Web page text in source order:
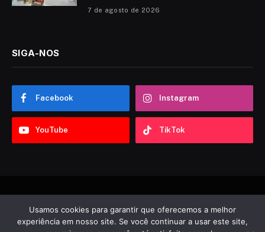
7 de agosto de 2026
SIGA-NOS
Facebook Instagram
YouTube TikTok
© 2026 Sobre ABC. Desenvolvido por Tooncadilhos
Notícias Política Esportes Entretenimento Vídeos
Usamos cookies para garantir que oferecemos a melhor
experiência em nosso site. Se você continuar a usar este site,